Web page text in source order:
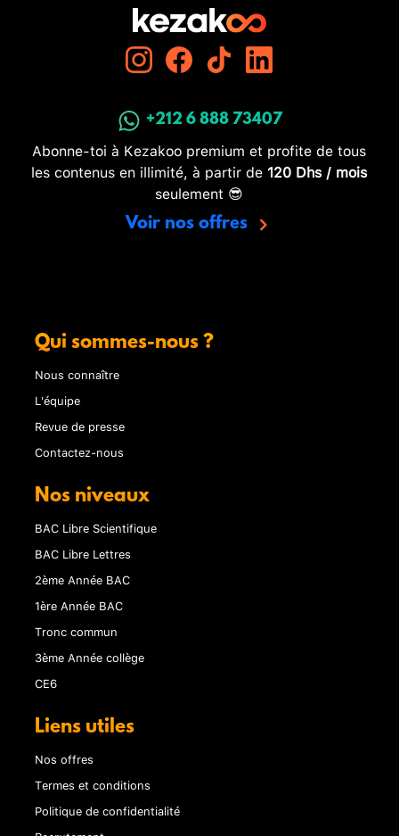
+212 6 888 73407
Abonne-toi à Kezakoo premium et profite de tous
les contenus en illimité, à partir de 120 Dhs / mois
seulement 😎
Voir nos offres
Qui sommes-nous ?
Nous connaître
L'équipe
Revue de presse
Contactez-nous
Nos niveaux
BAC Libre Scientifique
BAC Libre Lettres
2ème Année BAC
1ère Année BAC
Tronc commun
3ème Année collège
CE6
Liens utiles
Nos offres
Termes et conditions
Politique de confidentialité